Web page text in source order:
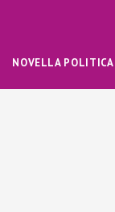
NOVELLA POLITICA